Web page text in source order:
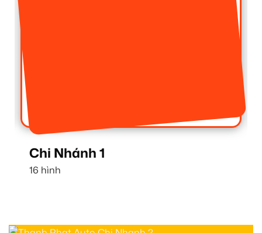
Chi Nhánh 1
16 hình